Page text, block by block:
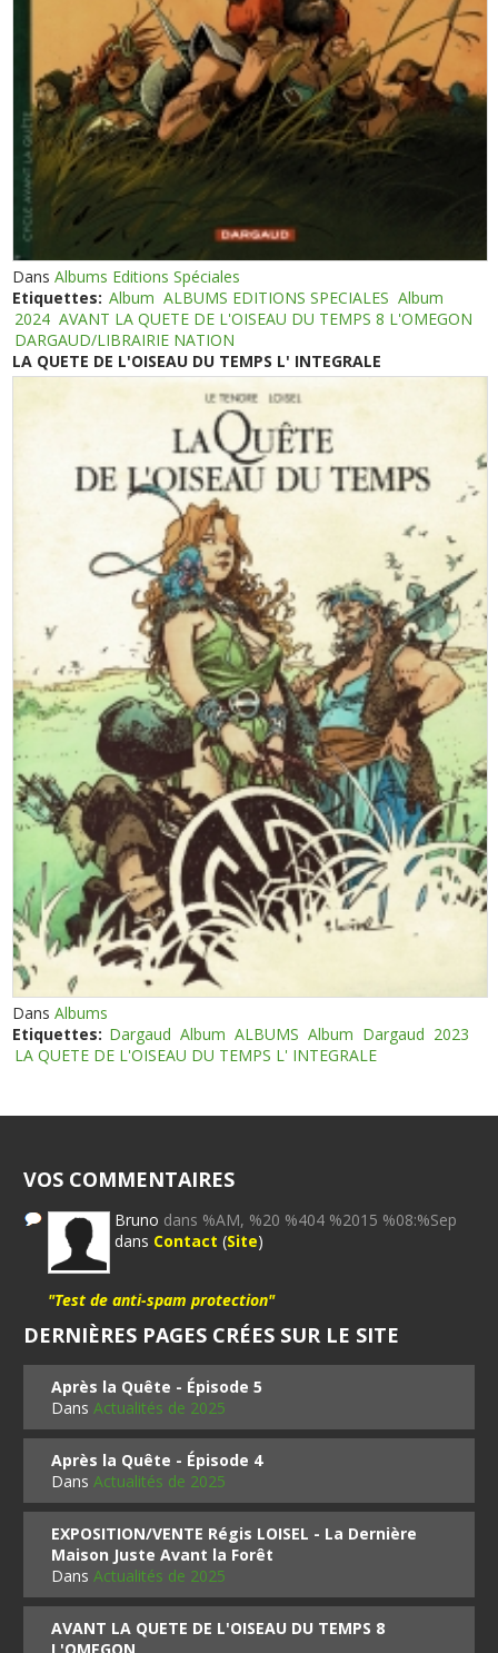
DansAlbums Editions Spéciales
Etiquettes: Album ALBUMS EDITIONS SPECIALES Album
2024 AVANT LA QUETE DE L'OISEAU DU TEMPS 8 L'OMEGON
DARGAUD/LIBRAIRIE NATION
LA QUETE DE L'OISEAU DU TEMPS L' INTEGRALE
DansAlbums
Etiquettes: Dargaud Album ALBUMS Album Dargaud 2023
LA QUETE DE L'OISEAU DU TEMPS L' INTEGRALE
VOS COMMENTAIRES
Bruno dans %AM, %20 %404 %2015 %08:%Sep
dans Contact (Site)
"Test de anti-spam protection"
DERNIÈRES PAGES CRÉES SUR LE SITE
Après la Quête - Épisode 5
DansActualités de 2025
Après la Quête - Épisode 4
DansActualités de 2025
EXPOSITION/VENTE Régis LOISEL - La Dernière
Maison Juste Avant la Forêt
DansActualités de 2025
AVANT LA QUETE DE L'OISEAU DU TEMPS 8